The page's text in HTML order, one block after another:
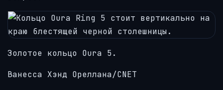
Золотое кольцо Oura 5.
Ванесса Хэнд Ореллана/CNET